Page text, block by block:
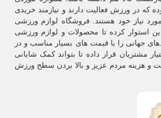
که در ورزش فعالیت دارند و نیازمند خریدی
نیاز خود هستند. فروشگاه لوازم ورزشی
استوار کرده تا محصولات و لوازم ورزشی
جهانی را با قیمت های بسیار مناسب و در
مشتریان قرار داده تا بتواند کمک شایانی
و هزینه مردم عزیز و بالا بردن سطح ورزش